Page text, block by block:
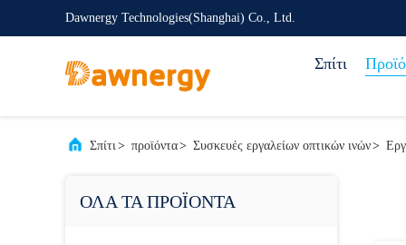
Dawnergy Technologies(Shanghai) Co., Ltd.
Σπίτι
Σπίτι> προϊόντα> Συσκευές εργαλείων οπτικών ινών>
ΟΛΑ ΤΑ ΠΡΟΪΟΝΤΑ